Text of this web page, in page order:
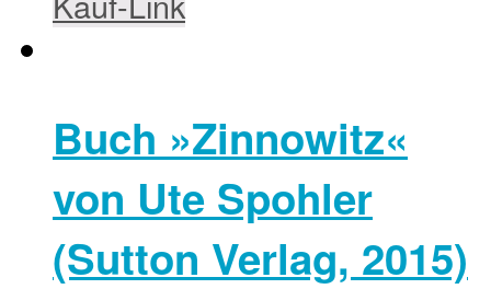
Buch »Zinnowitz«
von Ute Spohler
(Sutton Verlag, 2015)